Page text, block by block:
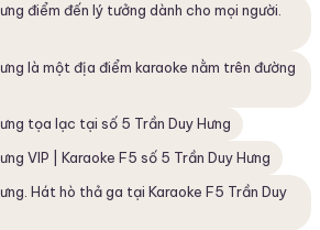
điểm đến lý tưởng dành cho mọi người.
là một địa điểm karaoke nằm trên đường
tọa lạc tại số 5 Trần Duy Hưng
VIP | Karaoke F5 số 5 Trần Duy Hưng
Hát hò thả ga tại Karaoke F5 Trần Duy